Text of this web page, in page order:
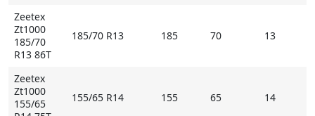
Zeetex
Zt1000
185/70
R13 86T
185/70 R13 185 70 13
Zeetex
Zt1000
155/65
155/65 R14 155 65 14